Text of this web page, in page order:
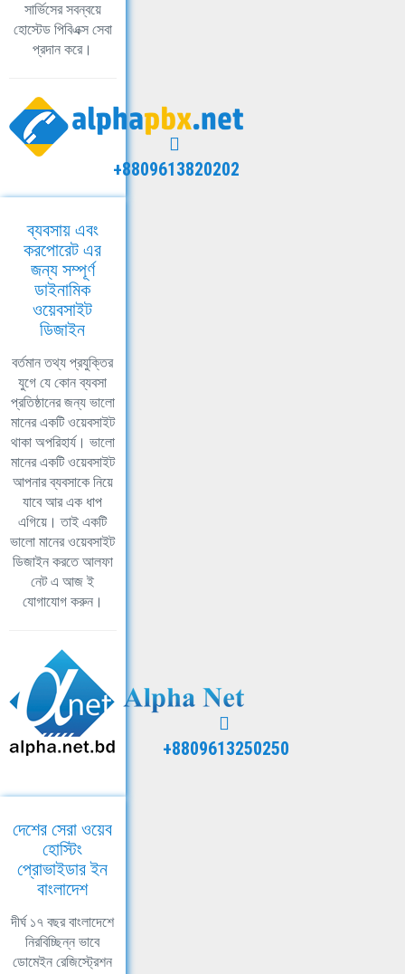
সার্ভিসের সবন্বয়ে
হোস্টেড পিবিএক্স সেবা
প্রদান করে।
+8809613820202
ব্যবসায় এবং
করপোরেট এর
জন্য সম্পূর্ণ
ডাইনামিক
ওয়েবসাইট
ডিজাইন
বর্তমান তথ্য প্রযুক্তির
যুগে যে কোন ব্যবসা
প্রতিষ্ঠানের জন্য ভালো
মানের একটি ওয়েবসাইট
থাকা অপরিহার্য। ভালো
মানের একটি ওয়েবসাইট
আপনার ব্যবসাকে নিয়ে
যাবে আর এক ধাপ
এগিয়ে। তাই একটি
ভালো মানের ওয়েবসাইট
ডিজাইন করতে আলফা
নেট এ আজ ই
যোগাযোগ করুন।
+8809613250250
দেশের সেরা ওয়েব
হোস্টিং
প্রোভাইডার ইন
বাংলাদেশ
দীর্ঘ ১৭ বছর বাংলাদেশে
নিরবিচ্ছিন্ন ভাবে
ডোমেইন রেজিস্ট্রেশন